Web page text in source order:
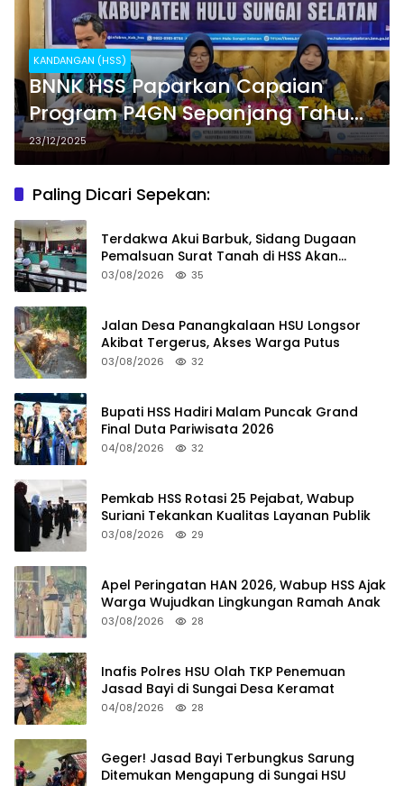
KANDANGAN (HSS)
BNNK HSS Paparkan Capaian
Program P4GN Sepanjang Tahun
2025
23/12/2025
Paling Dicari Sepekan:
Terdakwa Akui Barbuk, Sidang Dugaan
Pemalsuan Surat Tanah di HSS Akan
Berlanjut Tuntutan JPU
03/08/2026 35
Jalan Desa Panangkalaan HSU Longsor
Akibat Tergerus, Akses Warga Putus
03/08/2026 32
Bupati HSS Hadiri Malam Puncak Grand
Final Duta Pariwisata 2026
04/08/2026 32
Pemkab HSS Rotasi 25 Pejabat, Wabup
Suriani Tekankan Kualitas Layanan Publik
03/08/2026 29
Apel Peringatan HAN 2026, Wabup HSS Ajak
Warga Wujudkan Lingkungan Ramah Anak
03/08/2026 28
Inafis Polres HSU Olah TKP Penemuan
Jasad Bayi di Sungai Desa Keramat
04/08/2026 28
Geger! Jasad Bayi Terbungkus Sarung
Ditemukan Mengapung di Sungai HSU